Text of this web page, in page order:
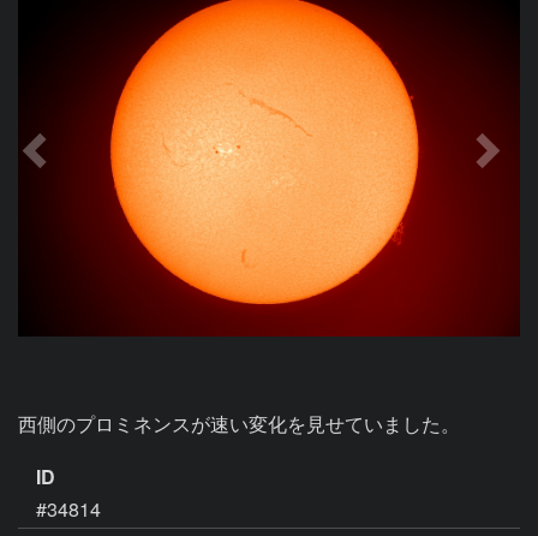
西側のプロミネンスが速い変化を見せていました。
ID
#34814